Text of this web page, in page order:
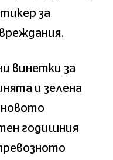
за
винетки за
и зелена
новото
годишния